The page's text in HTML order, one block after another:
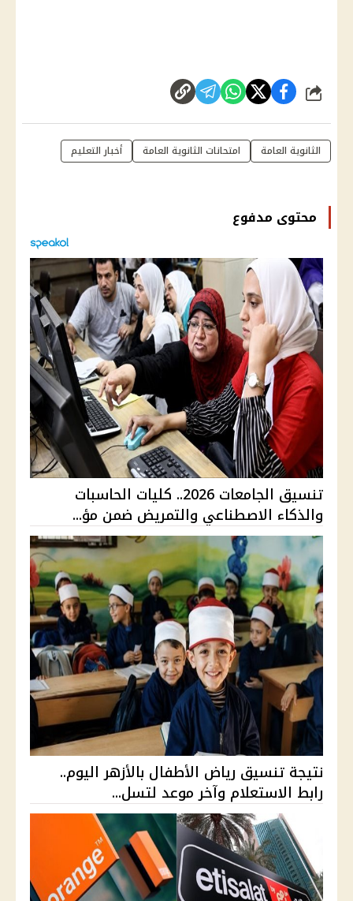
شارك
الثانوية العامة امتحانات الثانوية العامة أخبار التعليم
محتوى مدفوع
تنسيق الجامعات 2026.. كليات الحاسبات
والذكاء الاصطناعي والتمريض ضمن مؤ...
نتيجة تنسيق رياض الأطفال بالأزهر اليوم..
رابط الاستعلام وآخر موعد لتسل...